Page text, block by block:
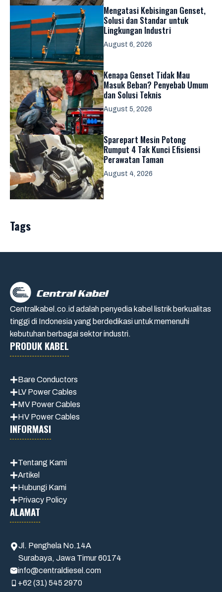
Mengatasi Kebisingan Genset,
Solusi dan Standar untuk
Lingkungan Industri
August 6, 2026
Kenapa Genset Tidak Mau
Masuk Beban? Penyebab Umum
dan Solusi Teknis
August 5, 2026
Sparepart Mesin Potong
Rumput 4 Tak Kunci Efisiensi
Perawatan Taman
August 4, 2026
Tags
Centralkabel.co.id adalah penyedia kabel listrik berkualitas
tinggi di Indonesia yang berdedikasi untuk memenuhi
kebutuhan berbagai sektor industri.
PRODUK KABEL
Bare Conductors
LV Power Cables
MV Power Cables
HV Power Cables
INFORMASI
Tentang Kami
Artikel
Hubungi Kami
Privacy Policy
ALAMAT
Jl. Penghela No.14A
Surabaya, Jawa Timur 60174
info@centraldiesel.com
+62 (31) 545 2970